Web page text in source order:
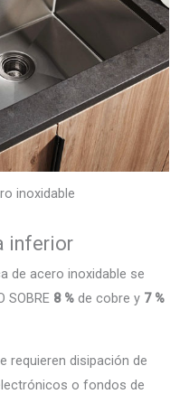
inoxidable
inferior
de acero inoxidable se
SOBRE 8 % de cobre y 7 %
requieren disipación de
o fondos de